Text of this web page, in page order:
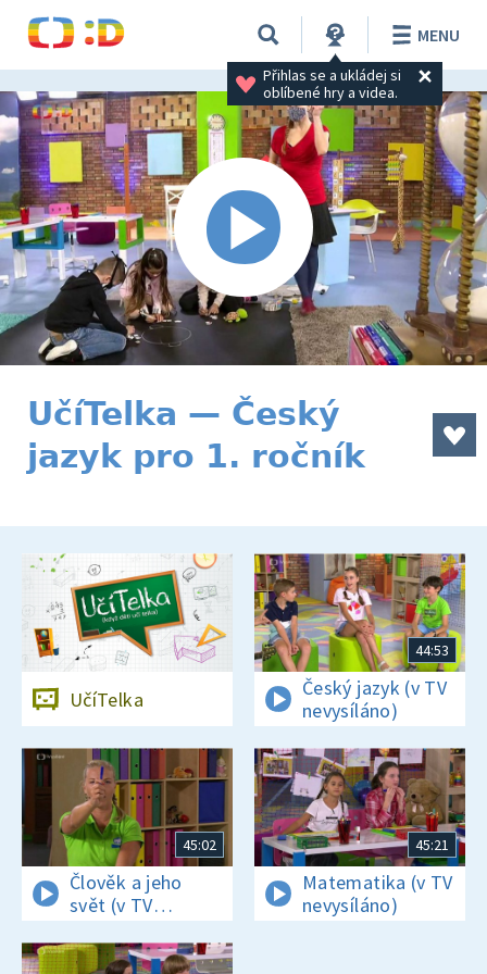
Přihlas se a ukládej si
oblíbené hry a videa.
MENU
UčíTelka — Český
jazyk pro 1. ročník
UčíTelka
44:53
Český jazyk (v TV
nevysíláno)
45:02
Člověk a jeho
svět (v TV
nevysíláno)
45:21
Matematika (v TV
nevysíláno)